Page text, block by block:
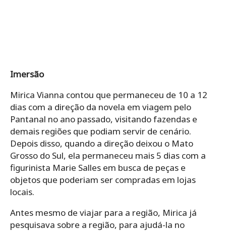
Imersão
Mirica Vianna contou que permaneceu de 10 a 12
dias com a direção da novela em viagem pelo
Pantanal no ano passado, visitando fazendas e
demais regiões que podiam servir de cenário.
Depois disso, quando a direção deixou o Mato
Grosso do Sul, ela permaneceu mais 5 dias com a
figurinista Marie Salles em busca de peças e
objetos que poderiam ser compradas em lojas
locais.
Antes mesmo de viajar para a região, Mirica já
pesquisava sobre a região, para ajudá-la no